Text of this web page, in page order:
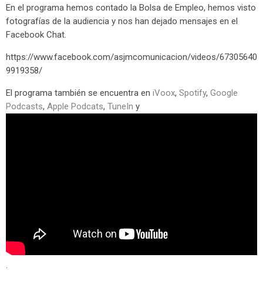
En el programa hemos contado la Bolsa de Empleo, hemos visto
fotografías de la audiencia y nos han dejado mensajes en el
Facebook Chat.
https://www.facebook.com/asjmcomunicacion/videos/67305640
9919358/
El programa también se encuentra en iVoox, Spotify, Google
Podcasts, Apple Podcats, TuneIn y
.